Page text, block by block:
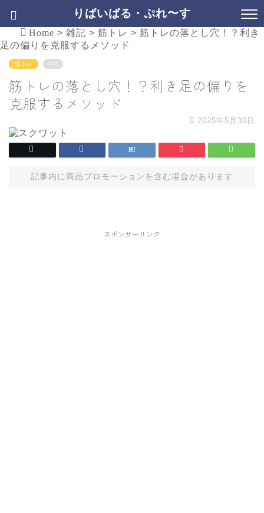
りばいばる・ぷれ〜す
Home > 雑記 > 筋トレ > 筋トレの落とし穴！？利き
足の偏りを克服するメソッド
筋トレ PR
筋トレの落とし穴！？利き足の偏りを
克服するメソッド
2025年5月30日
記事内に商品プロモーションを含む場合があります
スポンサーリンク